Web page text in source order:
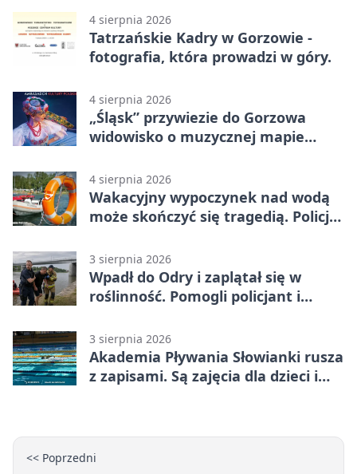
4 sierpnia 2026
Tatrzańskie Kadry w Gorzowie -
fotografia, która prowadzi w góry.
4 sierpnia 2026
„Śląsk” przywiezie do Gorzowa
widowisko o muzycznej mapie
4 sierpnia 2026
Wakacyjny wypoczynek nad wodą
może skończyć się tragedią. Policja
3 sierpnia 2026
Wpadł do Odry i zaplątał się w
roślinność. Pomogli policjant i
3 sierpnia 2026
Akademia Pływania Słowianki rusza
z zapisami. Są zajęcia dla dzieci i
<< Poprzedni